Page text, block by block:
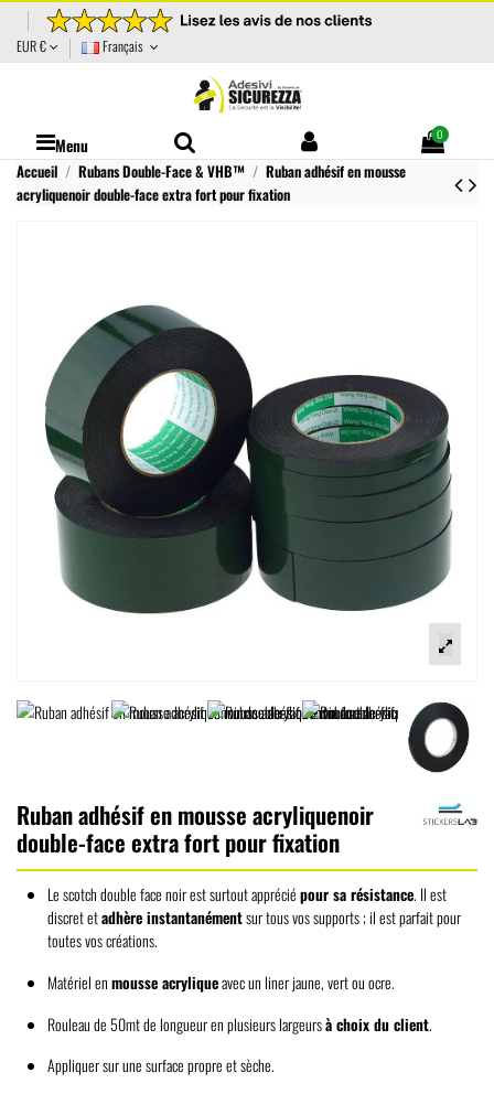
EUR € Français
Menu 0
Accueil Rubans Double-Face & VHB™
Ruban adhésif en mousse
acryliquenoir double-face extra fort pour fixation
Ruban adhésif en mousse acryliquenoir
double-face extra fort pour fixation
Le scotch double face noir est surtout appréciépour sa résistance. Il est
discret etadhère instantanémentsur tous vos supports ; il est parfait pour
toutes vos créations.
Matériel enmousse acryliqueavec un liner jaune, vert ou ocre.
Rouleau de 50mt de longueur en plusieurs largeursà choix du client.
Appliquer sur une surface propre et sèche.